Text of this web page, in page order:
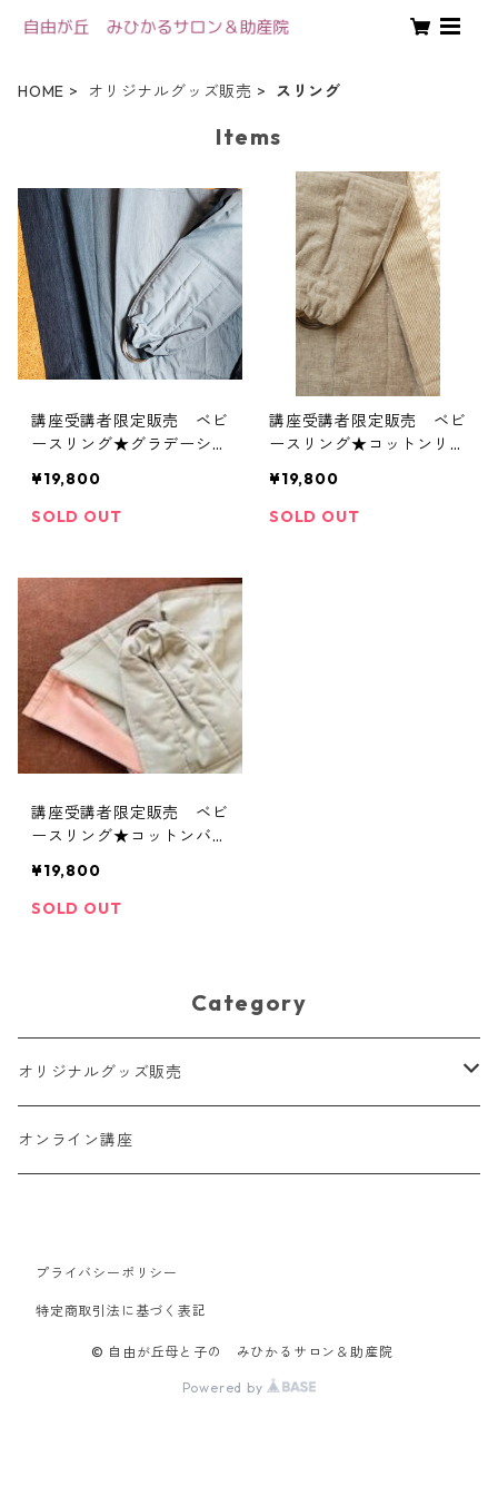
HOME オリジナルグッズ販売 スリング
Items
講座受講者限定販売 ベビ
ースリング★グラデーショ
リング 布の引きやすさ、
緩みにくさにこだわった
泣きや寝かしつけ対策にも
おすすめな抱っこ紐！
¥19,800
SOLD OUT
講座受講者限定販売 ベビ
ースリング★コットンリネ
が別色) 布の引きやす
さ、緩みにくさにこだわっ
¥19,800
SOLD OUT
講座受講者限定販売 ベビ
ースリング★コットンバイ
きスリング(端が別色) 布
の引きやすさ、緩みにくさ
しつけ対策にもおすすめな
¥19,800
SOLD OUT
Category
オリジナルグッズ販売
スリング
親子マスク
おむつポーチ
オンライン講座
プライバシーポリシー
特定商取引法に基づく表記
© 自由が丘母と子の みひかるサロン＆助産院
Powered by